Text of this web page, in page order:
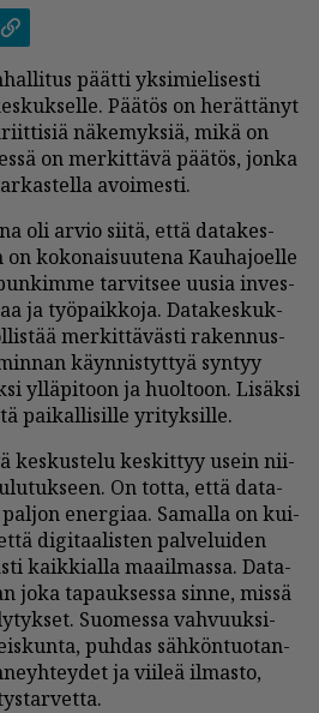
päät­ti yk­si­mie­li­ses­ti
Pää­tös on he­rät­tä­nyt
nä­ke­myk­siä, mikä on
on mer­kit­tä­vä pää­tös, jon­ka
avoi­mes­ti.
oli ar­vio sii­tä, et­tä da­ta­kes­
ko­ko­nai­suu­te­na Kau­ha­jo­el­le
tar­vit­see uu­sia in­ves­
ja työ­paik­ko­ja. Da­ta­kes­kuk­
mer­kit­tä­väs­ti ra­ken­nus­
käyn­nis­tyt­tyä syn­tyy
yl­lä­pi­toon ja huol­toon. Li­säk­si
pai­kal­li­sil­le yri­tyk­sil­le.
kes­kus­te­lu kes­kit­tyy usein nii­
On tot­ta, et­tä da­ta­
ener­gi­aa. Sa­mal­la on kui­
di­gi­taa­lis­ten pal­ve­lui­den
kaik­ki­al­la maa­il­mas­sa. Da­ta­
joka ta­pauk­ses­sa sin­ne, mis­sä
Suo­mes­sa vah­vuuk­si­
puh­das säh­kön­tuo­tan­
ja vii­leä il­mas­to,